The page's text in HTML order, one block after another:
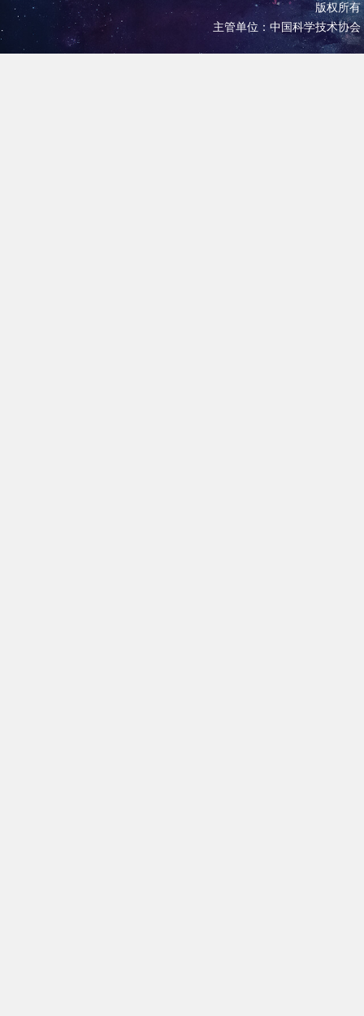
版权所
主管单位：中国科学技术协